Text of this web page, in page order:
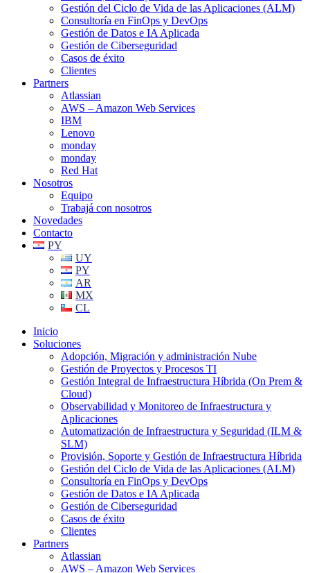
Gestión del Ciclo de Vida de las Aplicaciones (ALM)
Consultoría en FinOps y DevOps
Gestión de Datos e IA Aplicada
Gestión de Ciberseguridad
Casos de éxito
Clientes
Partners
Atlassian
AWS – Amazon Web Services
IBM
Lenovo
monday
monday
Red Hat
Nosotros
Equipo
Trabajá con nosotros
Novedades
Contacto
PY
UY
PY
AR
MX
CL
Inicio
Soluciones
Adopción, Migración y administración Nube
Gestión de Proyectos y Procesos TI
Gestión Integral de Infraestructura Híbrida (On Prem &
Cloud)
Observabilidad y Monitoreo de Infraestructura y
Aplicaciones
Automatización de Infraestructura y Seguridad (ILM &
SLM)
Provisión, Soporte y Gestión de Infraestructura Híbrida
Gestión del Ciclo de Vida de las Aplicaciones (ALM)
Consultoría en FinOps y DevOps
Gestión de Datos e IA Aplicada
Gestión de Ciberseguridad
Casos de éxito
Clientes
Partners
Atlassian
AWS – Amazon Web Services